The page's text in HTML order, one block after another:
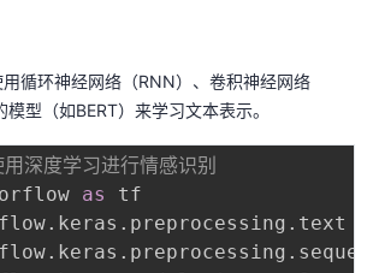
循环神经网络（RNN）、卷积神经网络
模型（如BERT）来学习文本表示。
深度学习进行情感识别
as
. keras . preprocessing . text
. keras . preprocessing .